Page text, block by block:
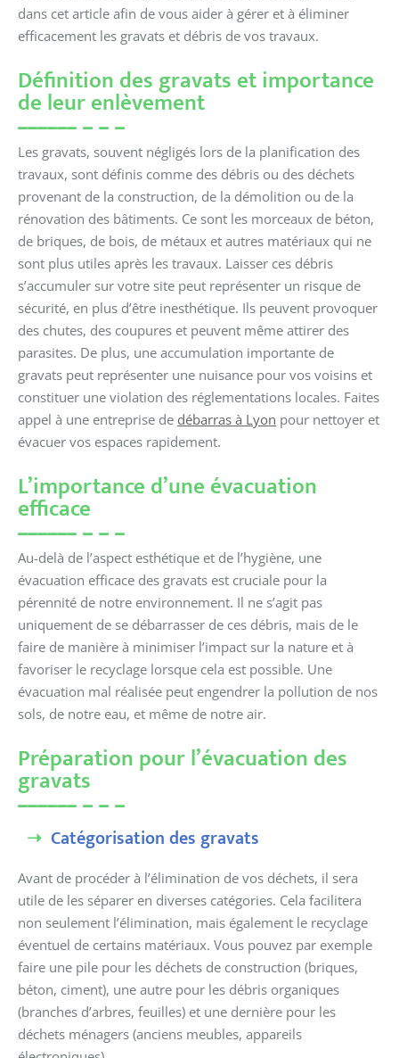
dans cet article afin de vous aider à gérer et à éliminer
efficacement les gravats et débris de vos travaux.
Définition des gravats et importance
de leur enlèvement
Les gravats, souvent négligés lors de la planification des
travaux, sont définis comme des débris ou des déchets
provenant de la construction, de la démolition ou de la
rénovation des bâtiments. Ce sont les morceaux de béton,
de briques, de bois, de métaux et autres matériaux qui ne
sont plus utiles après les travaux. Laisser ces débris
s’accumuler sur votre site peut représenter un risque de
sécurité, en plus d’être inesthétique. Ils peuvent provoquer
des chutes, des coupures et peuvent même attirer des
parasites. De plus, une accumulation importante de
gravats peut représenter une nuisance pour vos voisins et
constituer une violation des réglementations locales. Faites
appel à une entreprise de débarras à Lyon pour nettoyer et
évacuer vos espaces rapidement.
L’importance d’une évacuation
efficace
Au-delà de l’aspect esthétique et de l’hygiène, une
évacuation efficace des gravats est cruciale pour la
pérennité de notre environnement. Il ne s’agit pas
uniquement de se débarrasser de ces débris, mais de le
faire de manière à minimiser l’impact sur la nature et à
favoriser le recyclage lorsque cela est possible. Une
évacuation mal réalisée peut engendrer la pollution de nos
sols, de notre eau, et même de notre air.
Préparation pour l’évacuation des
gravats
Catégorisation des gravats
Avant de procéder à l’élimination de vos déchets, il sera
utile de les séparer en diverses catégories. Cela facilitera
non seulement l’élimination, mais également le recyclage
éventuel de certains matériaux. Vous pouvez par exemple
faire une pile pour les déchets de construction (briques,
béton, ciment), une autre pour les débris organiques
(branches d’arbres, feuilles) et une dernière pour les
déchets ménagers (anciens meubles, appareils